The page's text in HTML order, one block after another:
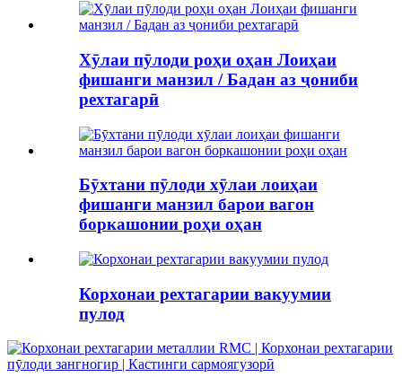
Хӯлаи пӯлоди роҳи оҳан Лоиҳаи
фишанги манзил / Бадан аз ҷониби
рехтагарӣ
Бӯхтани пӯлоди хӯлаи лоиҳаи
фишанги манзил барои вагон
боркашонии роҳи оҳан
Корхонаи рехтагарии вакуумии
пулод